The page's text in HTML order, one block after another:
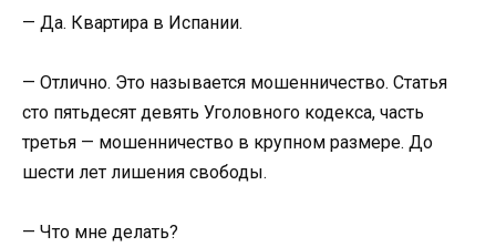
— Да. Квартира в Испании.
— Отлично. Это называется мошенничество. Статья
сто пятьдесят девять Уголовного кодекса, часть
третья — мошенничество в крупном размере. До
шести лет лишения свободы.
— Что мне делать?